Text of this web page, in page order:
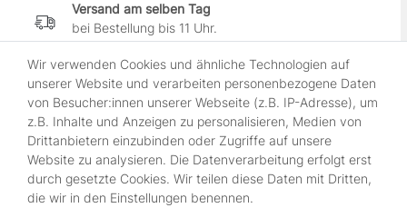
Versand am selben Tag
bei Bestellung bis 11 Uhr.
30 Tage Widerrufsrecht
wenn es Dir nicht gefällt.
100% sichere Zahlung
durch SSL-gesicherte Kasse.
Shop
Wir verwenden Cookies und ähnliche Technologien auf
unserer Website und verarbeiten personenbezogene Daten
von Besucher:innen unserer Webseite (z.B. IP-Adresse), um
z.B. Inhalte und Anzeigen zu personalisieren, Medien von
Drittanbietern einzubinden oder Zugriffe auf unsere
Website zu analysieren. Die Datenverarbeitung erfolgt erst
durch gesetzte Cookies. Wir teilen diese Daten mit Dritten,
die wir in den Einstellungen benennen.